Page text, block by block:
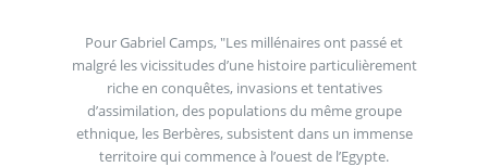
Pour Gabriel Camps, "Les millénaires ont passé et
malgré les vicissitudes d’une histoire particulièrement
riche en conquêtes, invasions et tentatives
d’assimilation, des populations du même groupe
ethnique, les Berbères, subsistent dans un immense
territoire qui commence à l’ouest de l’Egypte.